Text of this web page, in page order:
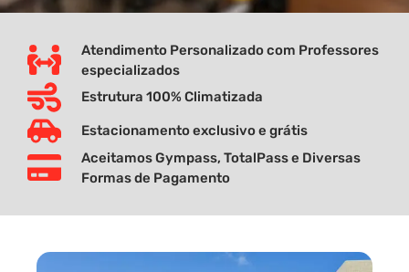
Atendimento Personalizado com Professores
especializados
Estrutura 100% Climatizada
Estacionamento exclusivo e grátis
Aceitamos Gympass, TotalPass e Diversas
Formas de Pagamento